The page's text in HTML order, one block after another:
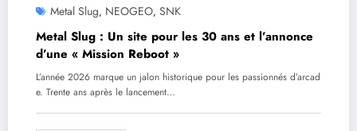
Metal Slug, NEOGEO, SNK
Metal Slug : Un site pour les 30 ans et l’annonce
d’une « Mission Reboot »
L’année 2026 marque un jalon historique pour les passionnés d’arcad
e. Trente ans après le lancement…